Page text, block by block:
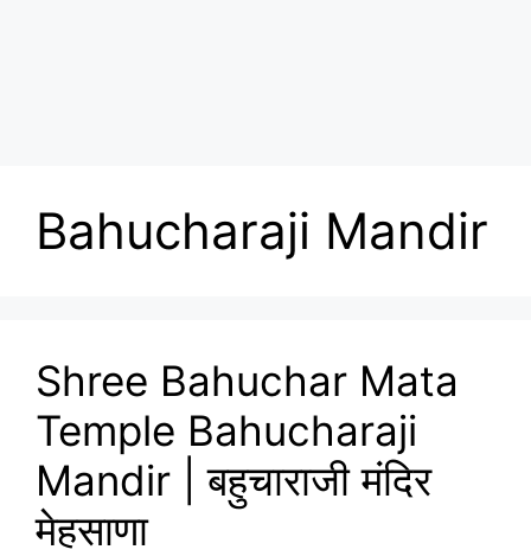
Bahucharaji Mandir
Shree Bahuchar Mata
Temple Bahucharaji
Mandir | बहुचाराजी मंदिर
मेहसाणा